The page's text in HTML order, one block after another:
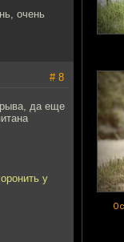
очень
# 8
да еще
у